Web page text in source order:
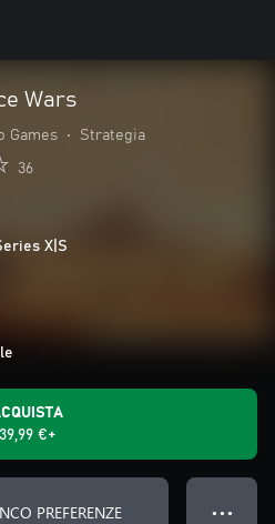
Wars
Games • Strategia
36
X|S
39,99 €+
PREFERENZE ● ● ●